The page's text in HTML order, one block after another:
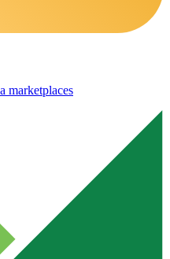
marketplaces